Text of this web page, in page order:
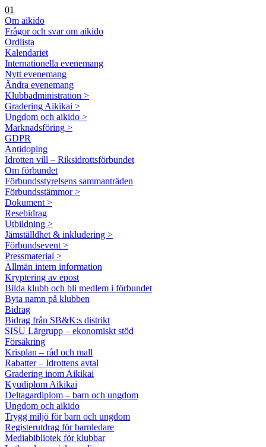
01
Om aikido
Frågor och svar om aikido
Ordlista
Kalendariet
Internationella evenemang
Nytt evenemang
Ändra evenemang
Klubbadministration >
Gradering Aikikai >
Ungdom och aikido >
Marknadsföring >
GDPR
Antidoping
Idrotten vill – Riksidrottsförbundet
Om förbundet
Förbundsstyrelsens sammanträden
Förbundsstämmor >
Dokument >
Resebidrag
Utbildning >
Jämställdhet & inkludering >
Förbundsevent >
Pressmaterial >
Allmän intern information
Kryptering av epost
Bilda klubb och bli medlem i förbundet
Byta namn på klubben
Bidrag
Bidrag från SB&K:s distrikt
SISU Lärgrupp – ekonomiskt stöd
Försäkring
Krisplan – råd och mall
Rabatter – Idrottens avtal
Gradering inom Aikikai
Kyudiplom Aikikai
Deltagardiplom – barn och ungdom
Ungdom och aikido
Trygg miljö för barn och ungdom
Registerutdrag för barnledare
Mediabibliotek för klubbar